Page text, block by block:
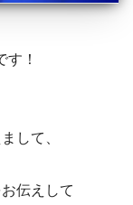
！
して、
伝えして